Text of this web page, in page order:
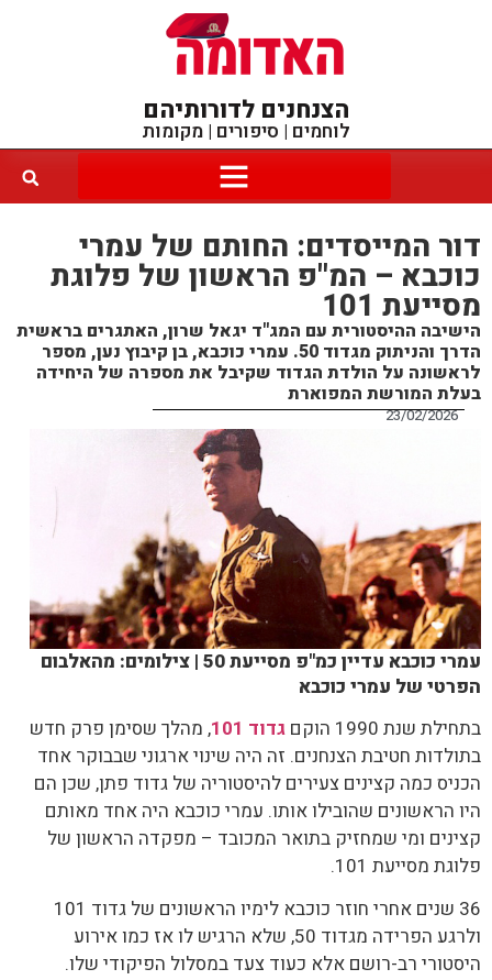
הצנחנים לדורותיהם
לוחמים | סיפורים | מקומות
דור המייסדים: החותם של עמרי
כוכבא – המ"פ הראשון של פלוגת
מסייעת 101
הישיבה ההיסטורית עם המג"ד יגאל שרון, האתגרים בראשית
הדרך והניתוק מגדוד 50. עמרי כוכבא, בן קיבוץ נען, מספר
לראשונה על הולדת הגדוד שקיבל את מספרה של היחידה
בעלת המורשת המפוארת
23/02/2026
עמרי כוכבא עדיין כמ"פ מסייעת 50 | צילומים: מהאלבום
הפרטי של עמרי כוכבא
בתחילת שנת 1990 הוקם
גדוד 101
, מהלך שסימן פרק חדש
בתולדות חטיבת הצנחנים. זה היה שינוי ארגוני שבבוקר אחד
הכניס כמה קצינים צעירים להיסטוריה של גדוד פתן, שכן הם
היו הראשונים שהובילו אותו. עמרי כוכבא היה אחד מאותם
קצינים ומי שמחזיק בתואר המכובד – מפקדה הראשון של
פלוגת מסייעת 101.
36 שנים אחרי חוזר כוכבא לימיו הראשונים של גדוד 101
ולרגע הפרידה מגדוד 50, שלא הרגיש לו אז כמו אירוע
היסטורי רב-רושם אלא כעוד צעד במסלול הפיקודי שלו.